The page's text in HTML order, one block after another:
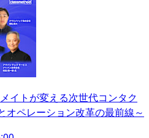
イトが変える次世代コンタク
オペレーション改革の最前線～